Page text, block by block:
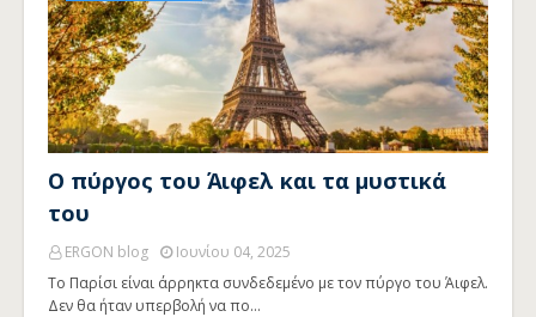
Ο πύργος του Άιφελ και τα μυστικά
του
ERGON blog
Ιουνίου 04, 2025
Το Παρίσι είναι άρρηκτα συνδεδεμένο με τον πύργο του Άιφελ.
Δεν θα ήταν υπερβολή να πο…